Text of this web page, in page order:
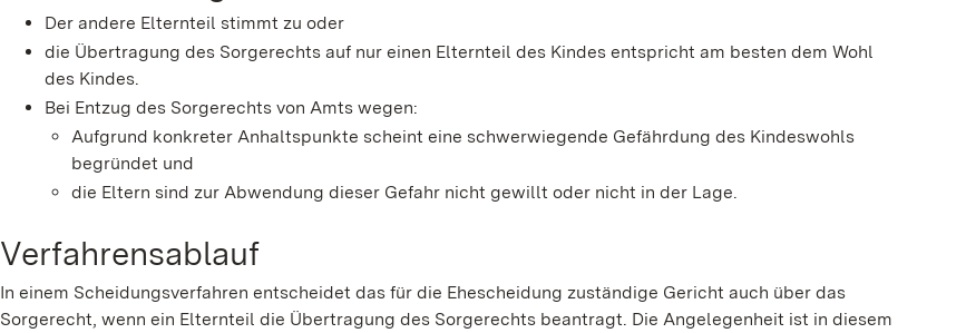
Der andere Elternteil stimmt zu oder
die Übertragung des Sorgerechts auf nur einen Elternteil des Kindes entspricht am besten dem Wohl
des Kindes.
Bei Entzug des Sorgerechts von Amts wegen:
Aufgrund konkreter Anhaltspunkte scheint eine schwerwiegende Gefährdung des Kindeswohls
begründet und
die Eltern sind zur Abwendung dieser Gefahr nicht gewillt oder nicht in der Lage.
Verfahrensablauf
In einem Scheidungsverfahren entscheidet das für die Ehescheidung zuständige Gericht auch über das
Sorgerecht, wenn ein Elternteil die Übertragung des Sorgerechts beantragt. Die Angelegenheit ist in diesem